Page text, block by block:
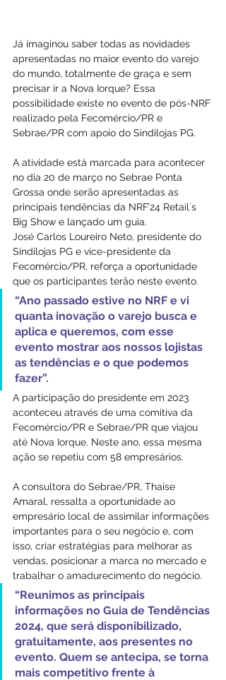
Já imaginou saber todas as novidades
apresentadas no maior evento do varejo
do mundo, totalmente de graça e sem
precisar ir a Nova Iorque? Essa
possibilidade existe no evento de pós-NRF
realizado pela Fecomércio/PR e
Sebrae/PR com apoio do Sindilojas PG.
A atividade está marcada para acontecer
no dia 20 de março no Sebrae Ponta
Grossa onde serão apresentadas as
principais tendências da NRF’24 Retail´s
Big Show e lançado um guia.
José Carlos Loureiro Neto, presidente do
Sindilojas PG e vice-presidente da
Fecomércio/PR, reforça a oportunidade
que os participantes terão neste evento.
“Ano passado estive no NRF e vi
quanta inovação o varejo busca e
aplica e queremos, com esse
evento mostrar aos nossos lojistas
as tendências e o que podemos
fazer”.
A participação do presidente em 2023
aconteceu através de uma comitiva da
Fecomércio/PR e Sebrae/PR que viajou
até Nova Iorque. Neste ano, essa mesma
ação se repetiu com 58 empresários.
A consultora do Sebrae/PR, Thaíse
Amaral, ressalta a oportunidade ao
empresário local de assimilar informações
importantes para o seu negócio e, com
isso, criar estratégias para melhorar as
vendas, posicionar a marca no mercado e
trabalhar o amadurecimento do negócio.
“Reunimos as principais
informações no Guia de Tendências
2024, que será disponibilizado,
gratuitamente, aos presentes no
evento. Quem se antecipa, se torna
mais competitivo frente à